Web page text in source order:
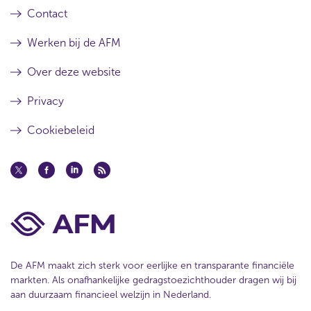
Contact
Werken bij de AFM
Over deze website
Privacy
Cookiebeleid
De AFM maakt zich sterk voor eerlijke en transparante financiële
markten. Als onafhankelijke gedragstoezichthouder dragen wij bij
aan duurzaam financieel welzijn in Nederland.